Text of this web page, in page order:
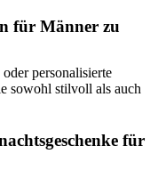
für Männer zu
personalisierte
sowohl stilvoll als auch
für